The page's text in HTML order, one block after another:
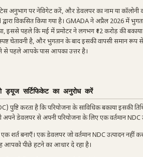
अनुभाग पर नेविगेट करें, और डेवलपर का नाम या
विकसित किया गया है। GMADA ने अप्रैल 2026 में
इससे पहले कि मई में प्रमोटर ने लगभग ₹12 करोड़ की
चेतावनी है, और भुगतान के बाद इसकी वापसी समान रूप
से पहले आपके पास आपका उत्तर है।
सर्टिफिकेट का अनुरोध करें
करता है कि परियोजना के सांविधिक बकाया इसकी
डेवलपर से अपनी परियोजना के लिए एक वर्तमान
शर्त बनाएँ। एक डेवलपर जो वर्तमान NDC उत्पादन नहीं
आपको पीछे हटने का आधार दे रहा है।